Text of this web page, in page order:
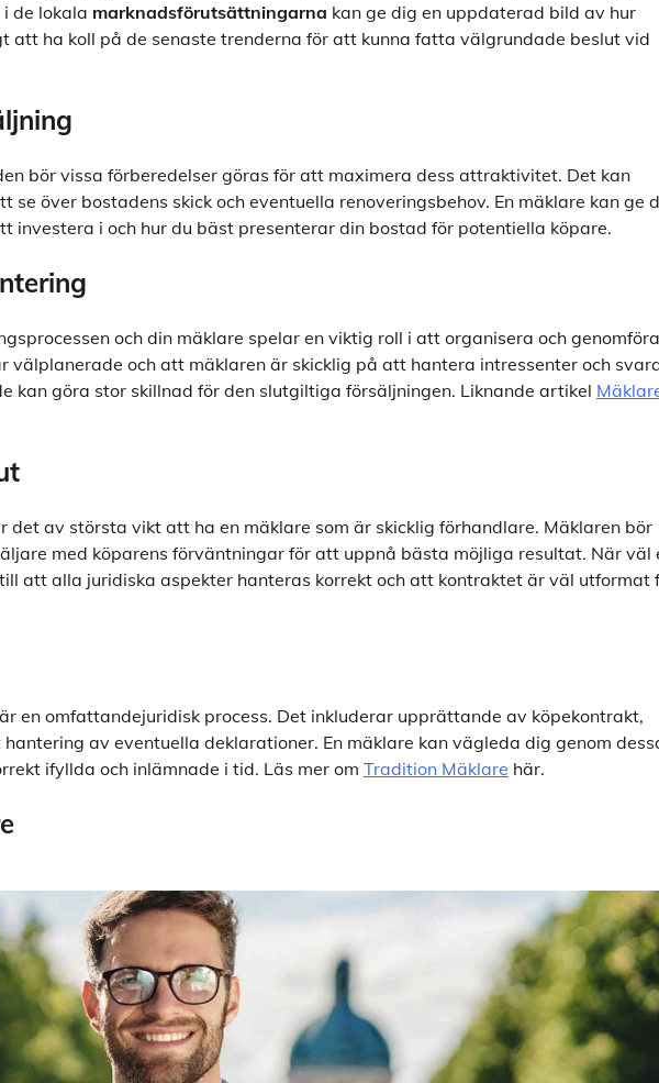
de lokala marknadsförutsättningarna kan ge dig en uppdaterad bild av hur
att ha koll på de senaste trenderna för att kunna fatta välgrundade beslut vid
bör vissa förberedelser göras för att maximera dess attraktivitet. Det kan
se över bostadens skick och eventuella renoveringsbehov. En mäklare kan ge
investera i och hur du bäst presenterar din bostad för potentiella köpare.
och din mäklare spelar en viktig roll i att organisera och genomföra
och att mäklaren är skicklig på att hantera intressenter och
kan göra stor skillnad för den slutgiltiga försäljningen. Liknande artikel
det av största vikt att ha en mäklare som är skicklig förhandlare. Mäklaren bör
med köparens förväntningar för att uppnå bästa möjliga resultat. När väl
att alla juridiska aspekter hanteras korrekt och att kontraktet är väl utformat
en omfattandejuridisk process. Det inkluderar upprättande av köpekontrakt,
av eventuella deklarationer. En mäklare kan vägleda dig genom
ifyllda och inlämnade i tid. Läs mer om Tradition Mäklare här.